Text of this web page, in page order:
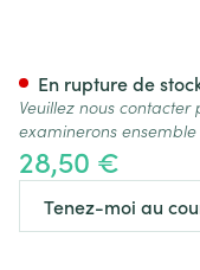
28,50 €
Tenez-moi au
En rupture de
Veuillez nous
examinerons ensemble